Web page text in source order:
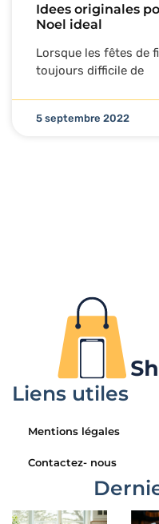
Idees originales
Noel ideal
Lorsque les fêtes de
toujours difficile de
5 septembre 2022
Liens utiles
Mentions légales
Contactez- nous